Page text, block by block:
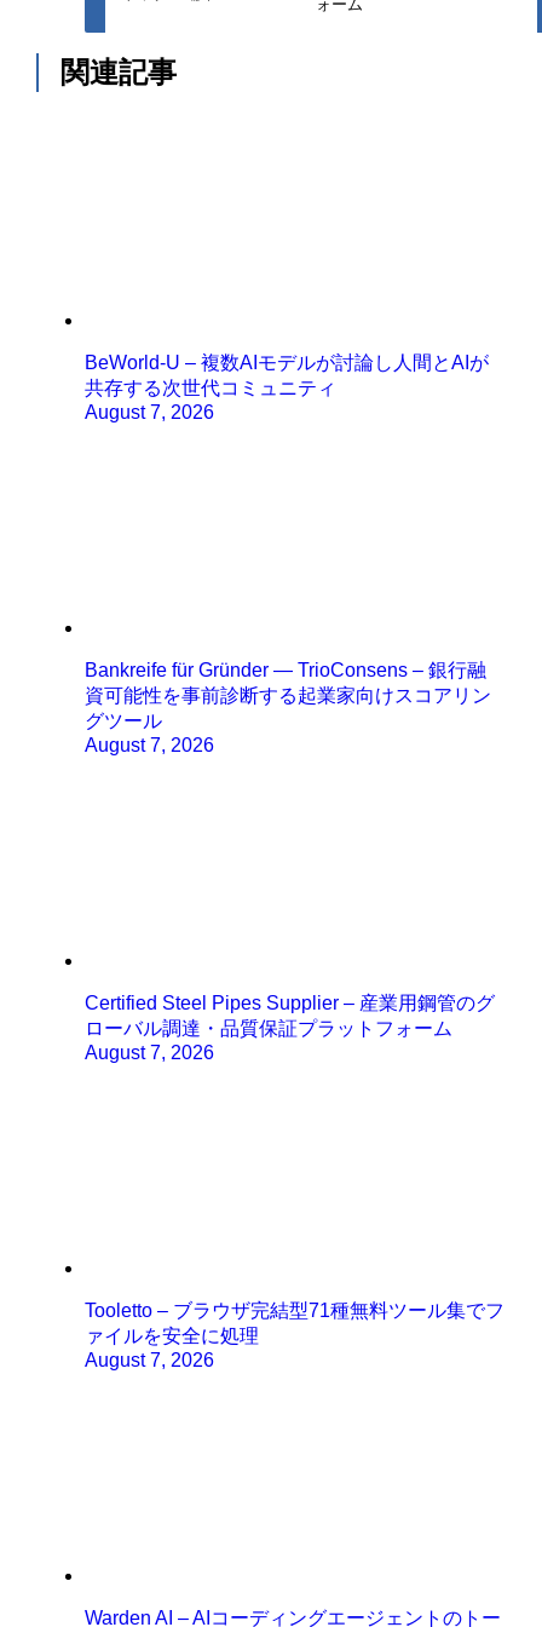
ォーム
関連記事
BeWorld-U – 複数AIモデルが討論し人間とAIが
共存する次世代コミュニティ
August 7, 2026
Bankreife für Gründer — TrioConsens – 銀行融
資可能性を事前診断する起業家向けスコアリン
グツール
August 7, 2026
Certified Steel Pipes Supplier – 産業用鋼管のグ
ローバル調達・品質保証プラットフォーム
August 7, 2026
Tooletto – ブラウザ完結型71種無料ツール集でフ
ァイルを安全に処理
August 7, 2026
Warden AI – AIコーディングエージェントのトー